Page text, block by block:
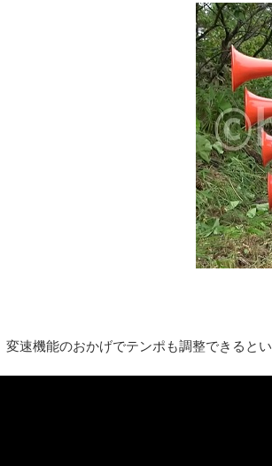
ウード&ギターで奏でるFF5「古代図
レトロパソコンの雑誌掲載プログラ
「これで11万取られたの!?」あるX
「題名のない音楽会」ゲーム音楽
お前らの身体の悩み教えてくれ
『FF15』が発売10周年！ノクティ
みんななんだかんだ言ってお金持っ
「アメリカのヤンキーがアジア人
マケイン9巻＆アニメ公式ガイド感想
変速機能のおかげでテンポも調整できると